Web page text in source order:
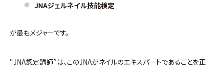
JNAジェルネイル技能検定
が最もメジャーです。
“JNA認定講師”は、このJNAがネイルのエキスパートであることを正